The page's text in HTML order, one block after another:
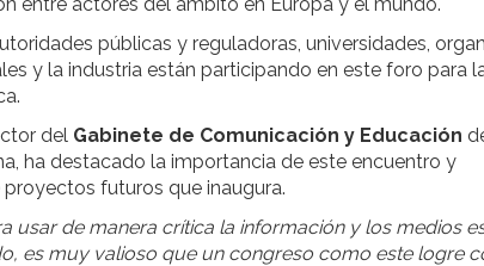
públicas y reguladoras, universidades,
y la industria están participando en este foro para
del Gabinete de Comunicación y Educación
ha destacado la importancia de este encuentro y
futuros que inaugura.
usar de manera crítica la información y los medios
es muy valioso que un congreso como este logre